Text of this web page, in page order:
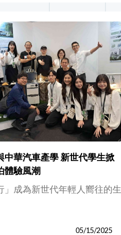
中華汽車產學 新世代學生掀
體驗風潮
」成為新世代年輕人嚮往的生
05/15/2025